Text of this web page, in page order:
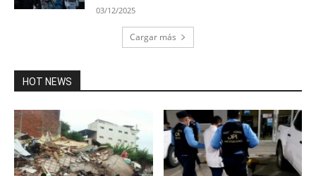
03/12/2025
Cargar más
HOT NEWS